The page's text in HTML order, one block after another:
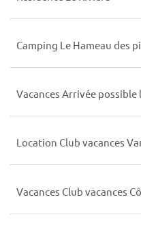
Camping Le Hameau des
Vacances Arrivée possible
Location Club vacances
Vacances Club vacances